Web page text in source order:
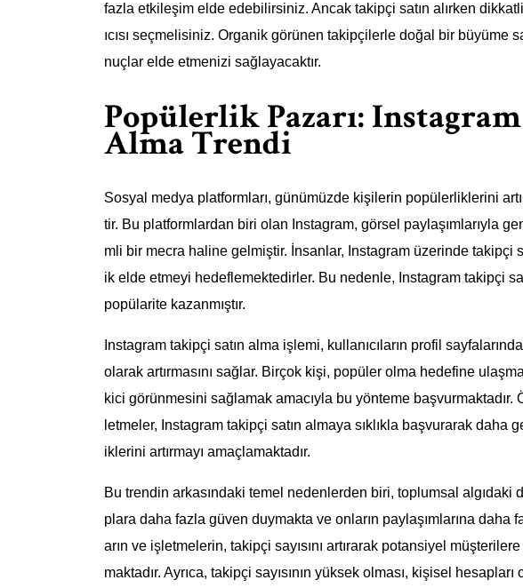
fazla etkileşim elde edebilirsiniz. Ancak takipçi satın alırken
ıcısı seçmelisiniz. Organik görünen takipçilerle doğal bir büyüme
nuçlar elde etmenizi sağlayacaktır.
Popülerlik Pazarı:
Alma Trendi
Sosyal medya platformları, günümüzde kişilerin popülerliklerini
tir. Bu platformlardan biri olan Instagram, görsel paylaşımlarıyla
mli bir mecra haline gelmiştir. İnsanlar, Instagram üzerinde takipçi
ik elde etmeyi hedeflemektedirler. Bu nedenle, Instagram takipçi
popülarite kazanmıştır.
Instagram takipçi satın alma işlemi, kullanıcıların profil
olarak artırmasını sağlar. Birçok kişi, popüler olma hedefine
kici görünmesini sağlamak amacıyla bu yönteme
letmeler, Instagram takipçi satın almaya sıklıkla başvurarak daha
iklerini artırmayı amaçlamaktadır.
Bu trendin arkasındaki temel nedenlerden biri, toplumsal algıdaki
plara daha fazla güven duymakta ve onların paylaşımlarına daha
arın ve işletmelerin, takipçi sayısını artırarak potansiyel
maktadır. Ayrıca, takipçi sayısının yüksek olması, kişisel